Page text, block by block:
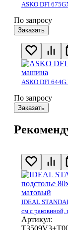
ASKO DFI
По запросу
Заказать
ASKO DFI
По запросу
Заказать
IDEAL
см с
Артикул: